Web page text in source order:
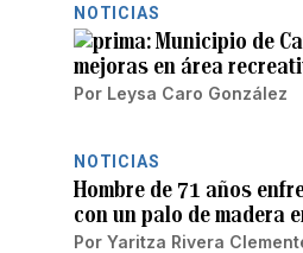
NOTICIAS
Municipio de
mejoras en área
Por Leysa Caro González
NOTICIAS
Hombre de 71 años
con un palo de madera
Por Yaritza Rivera